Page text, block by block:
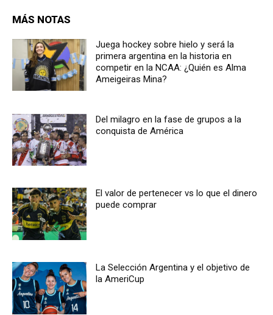
MÁS NOTAS
Juega hockey sobre hielo y será la
primera argentina en la historia en
competir en la NCAA: ¿Quién es Alma
Ameigeiras Mina?
Del milagro en la fase de grupos a la
conquista de América
El valor de pertenecer vs lo que el dinero
puede comprar
La Selección Argentina y el objetivo de
la AmeriCup